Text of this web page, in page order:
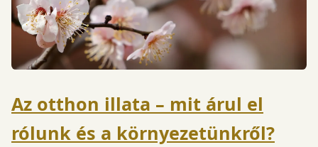
Az otthon illata – mit árul el
rólunk és a környezetünkről?